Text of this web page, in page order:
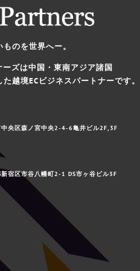
のを世界へー。
ーズは中国・東南アジア諸国
越境ECビジネスパートナーです。
中央区森ノ宮中央2-4-6亀井ビル2F,3F
宿区市谷八幡町2-1 DS市ヶ谷ビル3F